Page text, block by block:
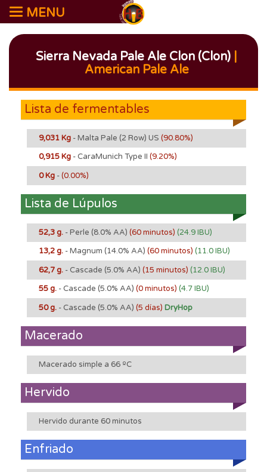
MENU
Sierra Nevada Pale Ale Clon (Clon)
American Pale Ale
Lista de fermentables
9,031 Kg - Malta Pale (2 Row) US (90.80%)
0,915 Kg - CaraMunich Type II (9.20%)
0 Kg -(0.00%)
Lista de Lúpulos
52,3 g. - Perle (8.0% AA) (60 minutos) (24.9 IBU)
13,2 g. - Magnum (14.0% AA) (60 minutos) (11.0 IBU)
62,7 g. - Cascade (5.0% AA) (15 minutos) (12.0 IBU)
55 g. - Cascade (5.0% AA) (0 minutos) (4.7 IBU)
50 g. - Cascade (5.0% AA) (5 días) DryHop
Macerado
Macerado simple a 66 ºC
Hervido
Hervido durante 60 minutos
Enfriado